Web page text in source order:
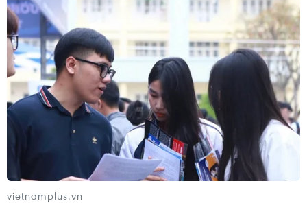
vietnamplus.vn